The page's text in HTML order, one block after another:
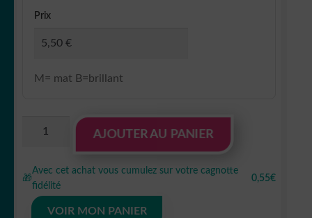
Prix
M= mat B=brillant
Autocollant
disney
AJOUTER AU PANIER
🎁
Avec cet achat vous cumulez sur votre cagnotte
fidélité
0,55€
VOIR MON PANIER